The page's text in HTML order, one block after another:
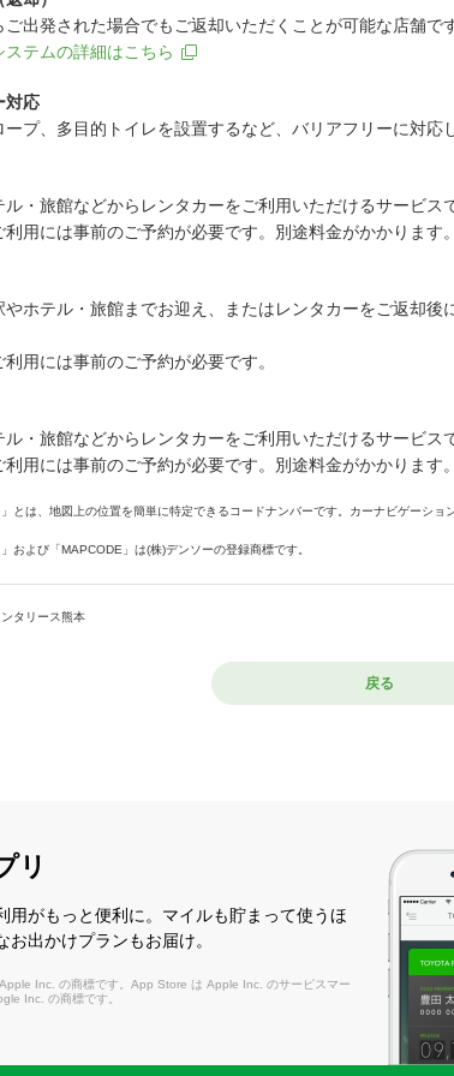
ご出発された場合でもご返却いただくことが可能な店舗です
ステムの詳細はこちら
対応
プ、多目的トイレを設置するなど、バリアフリーに対応
ル・旅館などからレンタカーをご利用いただけるサービス
用には事前のご予約が必要です。別途料金がかかります。
やホテル・旅館までお迎え、またはレンタカーをご返却
用には事前のご予約が必要です。
ル・旅館などからレンタカーをご利用いただけるサービス
用には事前のご予約が必要です。別途料金がかかります。
とは、地図上の位置を簡単に特定できるコードナンバーです。カーナビゲーシ
および「MAPCODE」は(株)デンソーの登録商標です。
タリース熊本
戻る
リ
用がもっと便利に。マイルも貯まって使うほ
出かけプランもお届け。
Inc. の商標です。App Store は Apple Inc. のサービスマー
Inc. の商標です。